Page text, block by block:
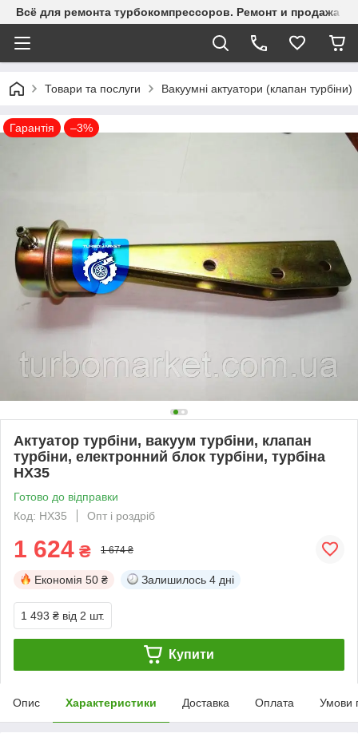
Всё для ремонта турбокомпрессоров. Ремонт и продажа
Товари та послуги Вакуумні актуатори (клапан турбіни)
Гарантія –3%
Актуатор турбіни, вакуум турбіни, клапан
турбіни, електронний блок турбіни, турбіна
HX35
Готово до відправки
Код: HX35
Опт і роздріб
1 624 ₴ 1 674 ₴
Економія 50 ₴ Залишилось 4 дні
1 493 ₴ від 2 шт.
Купити
Опис Характеристики Доставка Оплата Умови